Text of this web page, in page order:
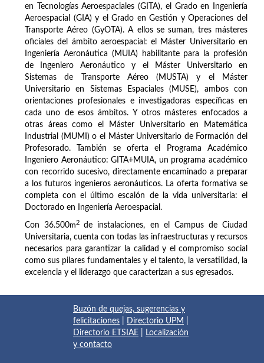
en Tecnologías Aeroespaciales (GITA), el Grado en Ingeniería
Aeroespacial (GIA) y el Grado en Gestión y Operaciones del
Transporte Aéreo (GyOTA). A ellos se suman, tres másteres
oficiales del ámbito aeroespacial: el Máster Universitario en
Ingeniería Aeronáutica (MUIA) habilitante para la profesión
de Ingeniero Aeronáutico y el Máster Universitario en
Sistemas de Transporte Aéreo (MUSTA) y el Máster
Universitario en Sistemas Espaciales (MUSE), ambos con
orientaciones profesionales e investigadoras específicas en
cada uno de esos ámbitos. Y otros másteres enfocados a
otras áreas como el Máster Universitario en Matemática
Industrial (MUMI) o el Máster Universitario de Formación del
Profesorado. También se oferta el Programa Académico
Ingeniero Aeronáutico: GITA+MUIA, un programa académico
con recorrido sucesivo, directamente encaminado a preparar
a los futuros ingenieros aeronáuticos. La oferta formativa se
completa con el último escalón de la vida universitaria: el
Doctorado en Ingeniería Aeroespacial.
Con 36.500m2
de instalaciones, en el Campus de Ciudad
Universitaria, cuenta con todas las infraestructuras y recursos
necesarios para garantizar la calidad y el compromiso social
como sus pilares fundamentales y el talento, la versatilidad, la
excelencia y el liderazgo que caracterizan a sus egresados.
Buzón de quejas, sugerencias y
felicitaciones
Directorio UPM
Directorio ETSIAE
Localización
y contacto